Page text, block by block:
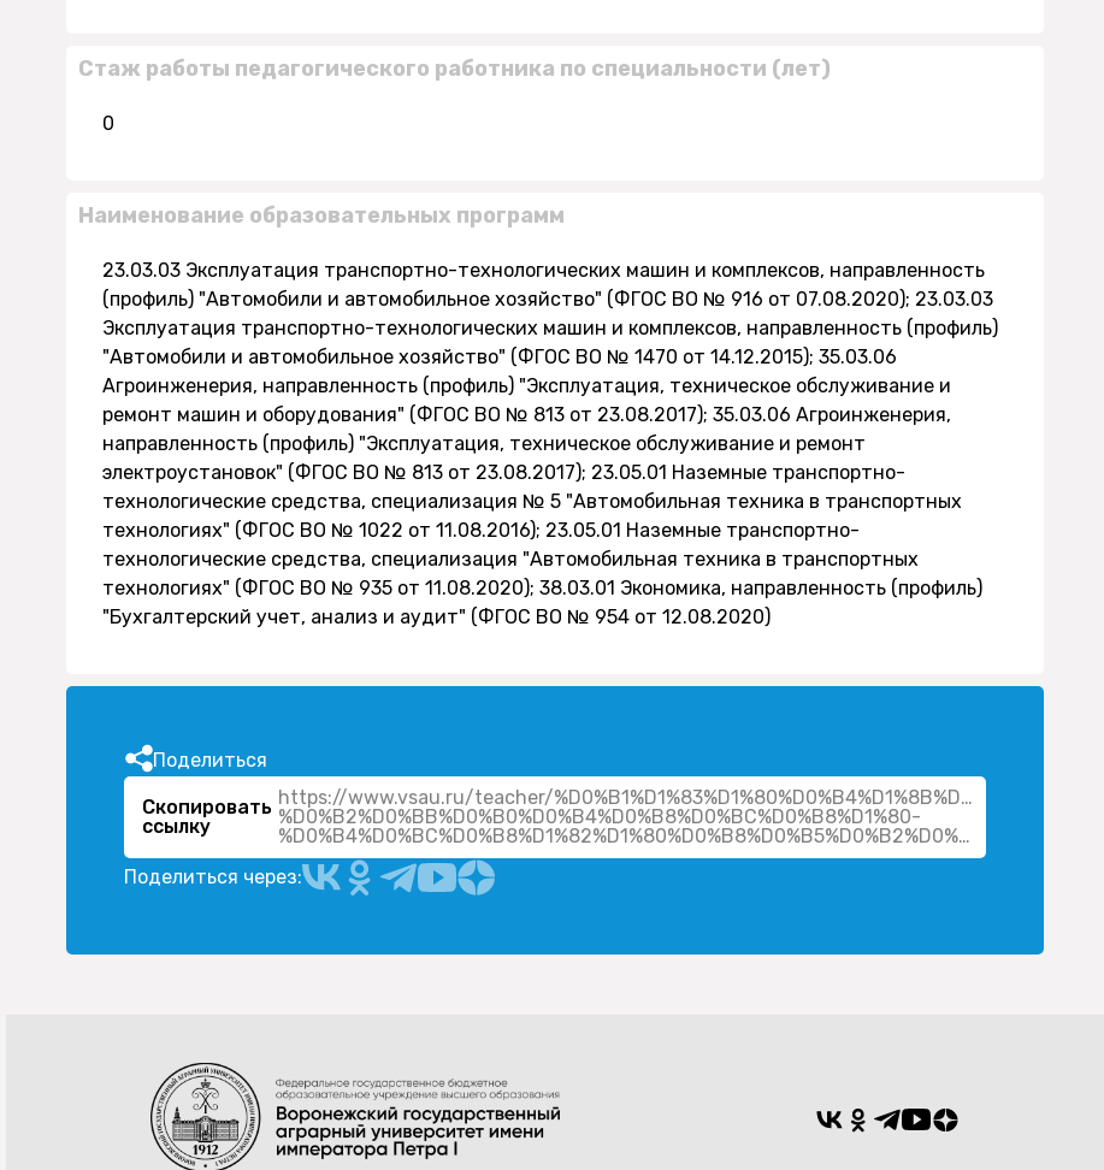
Стаж работы педагогического работника по специальности (лет)
0
Наименование образовательных программ
23.03.03 Эксплуатация транспортно-технологических машин и комплексов, направленность
(профиль) "Автомобили и автомобильное хозяйство" (ФГОС ВО № 916 от 07.08.2020); 23.03.03
Эксплуатация транспортно-технологических машин и комплексов, направленность (профиль)
"Автомобили и автомобильное хозяйство" (ФГОС ВО № 1470 от 14.12.2015); 35.03.06
Агроинженерия, направленность (профиль) "Эксплуатация, техническое обслуживание и
ремонт машин и оборудования" (ФГОС ВО № 813 от 23.08.2017); 35.03.06 Агроинженерия,
направленность (профиль) "Эксплуатация, техническое обслуживание и ремонт
электроустановок" (ФГОС ВО № 813 от 23.08.2017); 23.05.01 Наземные транспортно-
технологические средства, специализация № 5 "Автомобильная техника в транспортных
технологиях" (ФГОС ВО № 1022 от 11.08.2016); 23.05.01 Наземные транспортно-
технологические средства, специализация "Автомобильная техника в транспортных
технологиях" (ФГОС ВО № 935 от 11.08.2020); 38.03.01 Экономика, направленность (профиль)
"Бухгалтерский учет, анализ и аудит" (ФГОС ВО № 954 от 12.08.2020)
Поделиться
Скопировать
ссылку
https://www.vsau.ru/teacher/
%D0%B2%D0%BB%D0%B0%D0%B4%D0%B8%D0%BC%D0%B8%D1%80-
%D0%B4%D0%BC%D0%B8%D1%82%D1%80%D0%B8%D0%B5%D0%B2%D0%B8%D1%87/
Поделиться через: